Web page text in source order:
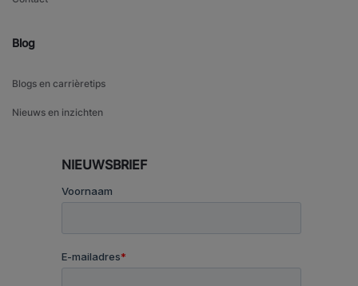
Blog
Blogs en carrièretips
Nieuws en inzichten
NIEUWSBRIEF